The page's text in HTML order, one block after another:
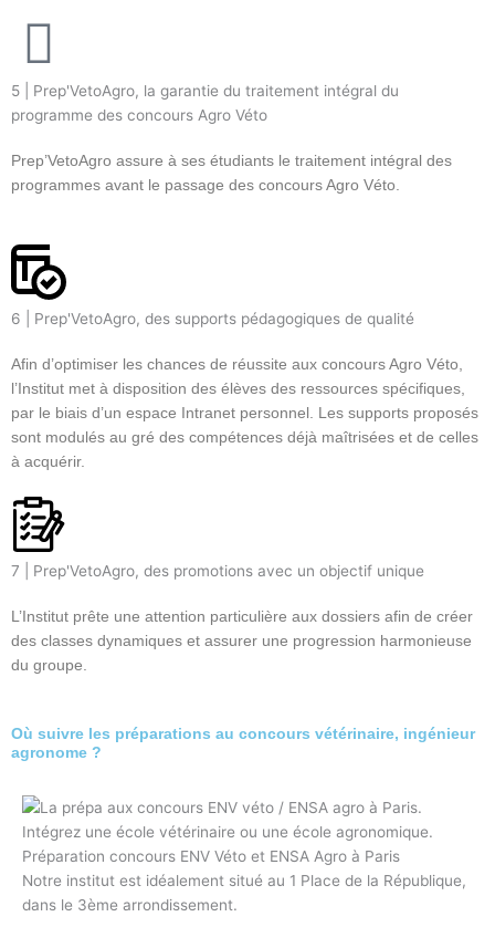
5 | Prep'VetoAgro, la garantie du traitement intégral du
programme des concours Agro Véto
Prep’VetoAgro assure à ses étudiants le traitement intégral des
programmes avant le passage des concours Agro Véto.
6 | Prep'VetoAgro, des supports pédagogiques de qualité
Afin d’optimiser les chances de réussite aux concours Agro Véto,
l’Institut met à disposition des élèves des ressources spécifiques,
par le biais d’un espace Intranet personnel. Les supports proposés
sont modulés au gré des compétences déjà maîtrisées et de celles
à acquérir.
7 | Prep'VetoAgro, des promotions avec un objectif unique
L’Institut prête une attention particulière aux dossiers afin de créer
des classes dynamiques et assurer une progression harmonieuse
du groupe.
Où suivre les préparations au concours vétérinaire, ingénieur
agronome ?
Préparation concours ENV Véto et ENSA Agro à Paris
Notre institut est idéalement situé au 1 Place de la République,
dans le 3ème arrondissement.